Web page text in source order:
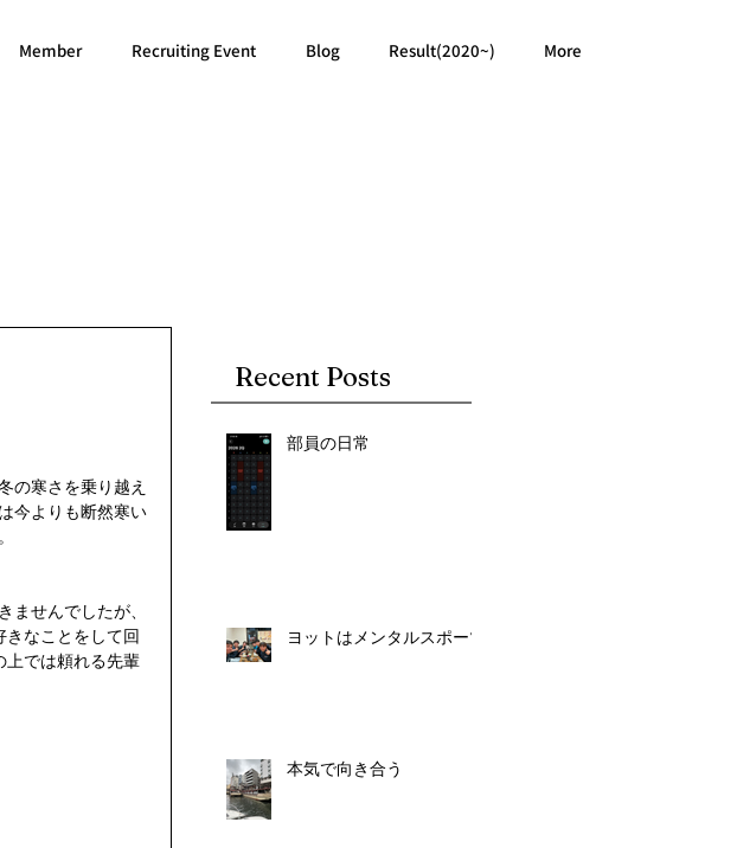
Member Recruiting Event Blog Result(2020~) More
の寒さを乗り越え
今よりも断然寒い
ませんでしたが、
なことをして回
上では頼れる先輩
Recent Posts
部員の日常
ヨットはメンタルスポーツ
本気で向き合う